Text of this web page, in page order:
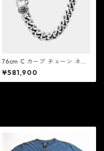
76cm C カーブ チェーン ネッ
クレス：Good Art HLYWD グ
ッド アート ハリウッド
¥581,900